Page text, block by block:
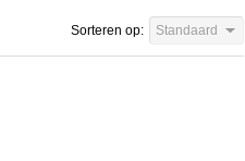
Sorteren op: Standaard